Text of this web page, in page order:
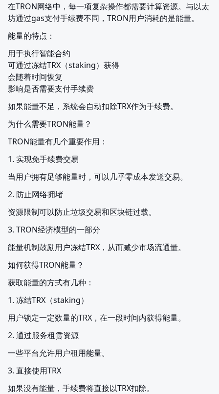
在TRON网络中，每一项复杂操作都需要计算资源。与以太
坊通过gas支付手续费不同，TRON用户消耗的是能量。
能量的特点：
用于执行智能合约
可通过冻结TRX（staking）获得
会随着时间恢复
影响是否需要支付手续费
如果能量不足，系统会自动扣除TRX作为手续费。
为什么需要TRON能量？
TRON能量有几个重要作用：
1. 实现免手续费交易
当用户拥有足够能量时，可以几乎零成本发送交易。
2. 防止网络拥堵
资源限制可以防止垃圾交易和区块链过载。
3. TRON经济模型的一部分
能量机制鼓励用户冻结TRX，从而减少市场流通量。
如何获得TRON能量？
获取能量的方式有几种：
1. 冻结TRX（staking）
用户锁定一定数量的TRX，在一段时间内获得能量。
2. 通过服务租赁资源
一些平台允许用户租用能量。
3. 直接使用TRX
如果没有能量，手续费将直接以TRX扣除。